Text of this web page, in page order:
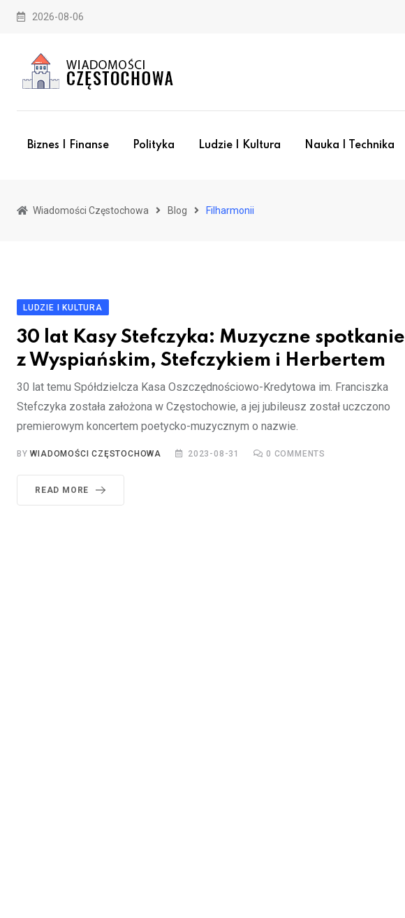
Skip
2026-08-06
Biznes I Finanse Polityka Ludzie I Kultura Nauka I Technika
Wiadomości Częstochowa Blog Filharmonii
LUDZIE I KULTURA
30 lat Kasy Stefczyka: Muzyczne spotkanie
z Wyspiańskim, Stefczykiem i Herbertem
30 lat temu Spółdzielcza Kasa Oszczędnościowo-Kredytowa im. Franciszka
Stefczyka została założona w Częstochowie, a jej jubileusz został uczczono
premierowym koncertem poetycko-muzycznym o nazwie.
BYWIADOMOŚCI CZĘSTOCHOWA 2023-08-31 0 COMMENTS
READ MORE